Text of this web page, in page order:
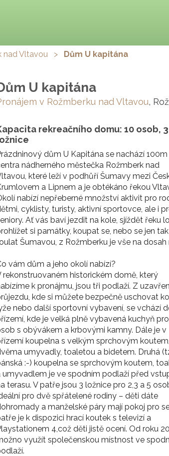
nad Vltavou > Dům U kapitána
U kapitána
v Rožmberku nad Vltavou,
rekreačního domu: 10 osob, 3
dům U Kapitána se nachází
nádherného městečka Rožmberk nad
které leží v podhůří Šumavy mezi
a Lipnem a je obtékáno řekou
nabízí nepřeberné množství aktivit pro
cyklisty, turisty, aktivní sportovce, ale i
Ať vás baví jezdit na kole, sjíždět řeku
si památky, koupat se, nebo se jen tak
Šumavou, z Rožmberku je vše na dosah
vám dům a jeho okolí nabízí?
rekonstruovaném historickém domě, který
k pronájmu, jsou tři podlaží. Z
kde si můžete bezpečně uschovat
nebo další sportovní vybavení, se vchází
kde je velká plně vybavená kuchyň
s obývákem a krbovými kamny. Dále je v
koupelna s velkým sprchovým koutem,
umyvadly, toaletou a bidetem. Druhá
:-) koupelna se sprchovým koutem,
umyvadlem je ve spodním podlaží před
terasu. V patře jsou 3 ložnice pro 2,3 a 5
pro dvě spřátelené rodiny – děti dáte
a manželské páry mají pokoj pro
je k dispozici hrací koutek s televizí a
4,což děti jistě ocení. Od roku
využít společenskou místnost ve